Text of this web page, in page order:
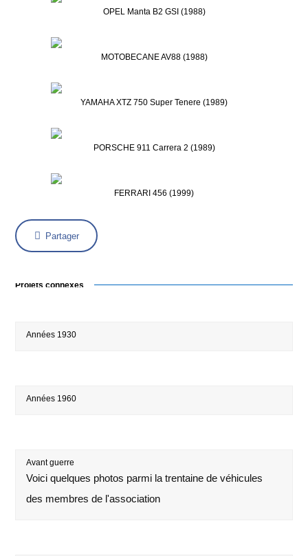
OPEL Manta B2 GSI (1988)
MOTOBECANE AV88 (1988)
YAMAHA XTZ 750 Super Tenere (1989)
PORSCHE 911 Carrera 2 (1989)
FERRARI 456 (1999)
Partager
Projets connexes
Années 1930
Années 1960
Avant guerre
Voici quelques photos parmi la trentaine de véhicules
des membres de l'association